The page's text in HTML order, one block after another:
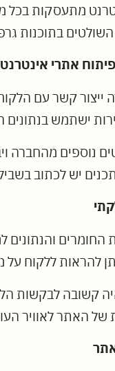
מתעסקות בכל
אתרי אינטרנט
קשר עם הלקוח
ישתמש בנתונים
נוספים מהחברה
תכנים יש לכתוב
החומרים
להראות ללקוח על
קשובה לבקשות
האתר לאוויר